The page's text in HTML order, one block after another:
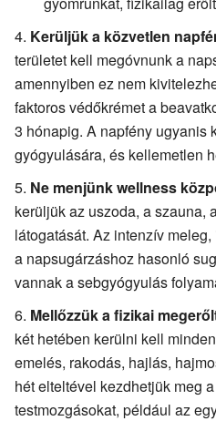
Kerüljük a közvetlen
területet kell megóvnunk a
amennyiben ez nem
faktoros védőkrémet a
3 hónapig. A napfény ugyanis
gyógyulására, és kellemetlen
Ne menjünk wellness
kerüljük az uszoda, a szauna,
látogatását. Az intenzív
a napsugárzáshoz hasonló
vannak a sebgyógyulás
Mellőzzük a fizikai
két hetében kerülni kell
emelés, rakodás, hajlás,
hét elteltével kezdhetjük meg
testmozgásokat, például az